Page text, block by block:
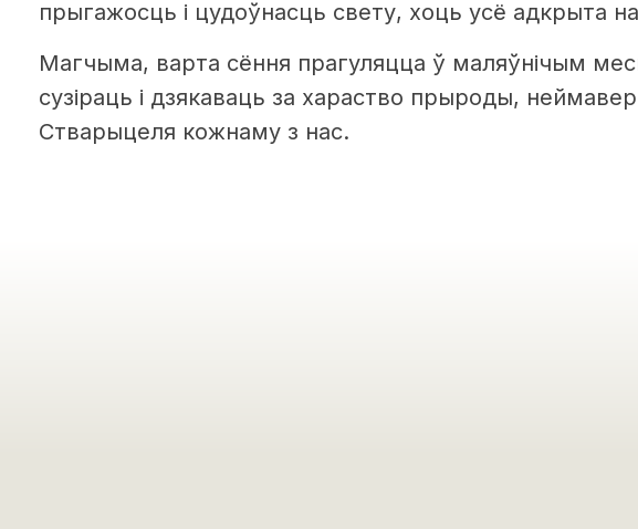
прыгажосць і цудоўнасць свету, хоць усё адкрыта
Магчыма, варта сёння прагуляцца ў маляўнічым
сузіраць і дзякаваць за хараство прыроды,
Стварыцеля кожнаму з нас.